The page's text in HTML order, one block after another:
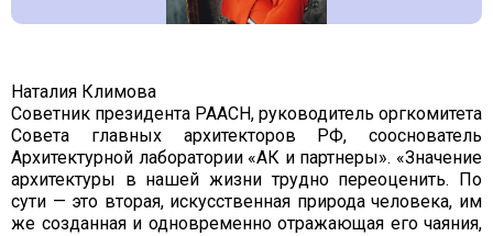
Наталия Климова
Советник президента РААСН, руководитель оргкомитета
Совета главных архитекторов РФ, сооснователь
Архитектурной лаборатории «АК и партнеры». «Значение
архитектуры в нашей жизни трудно переоценить. По
сути — это вторая, искусственная природа человека, им
же созданная и одновременно отражающая его чаяния,